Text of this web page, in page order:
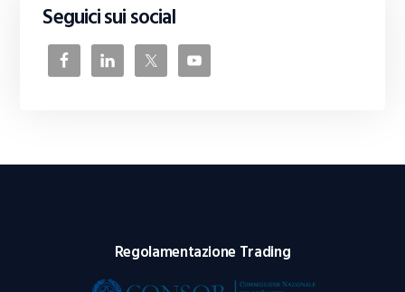
Seguici sui social
Regolamentazione Trading